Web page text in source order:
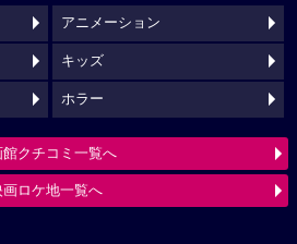
アニメーション
キッズ
ホラー
館クチコミ一覧へ
画ロケ地一覧へ